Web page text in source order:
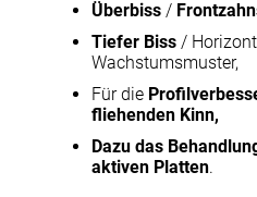
Überbiss /
Tiefer Biss /
Wachstumsmuster,
Für die
fliehenden Kinn,
Dazu das
aktiven Platten.